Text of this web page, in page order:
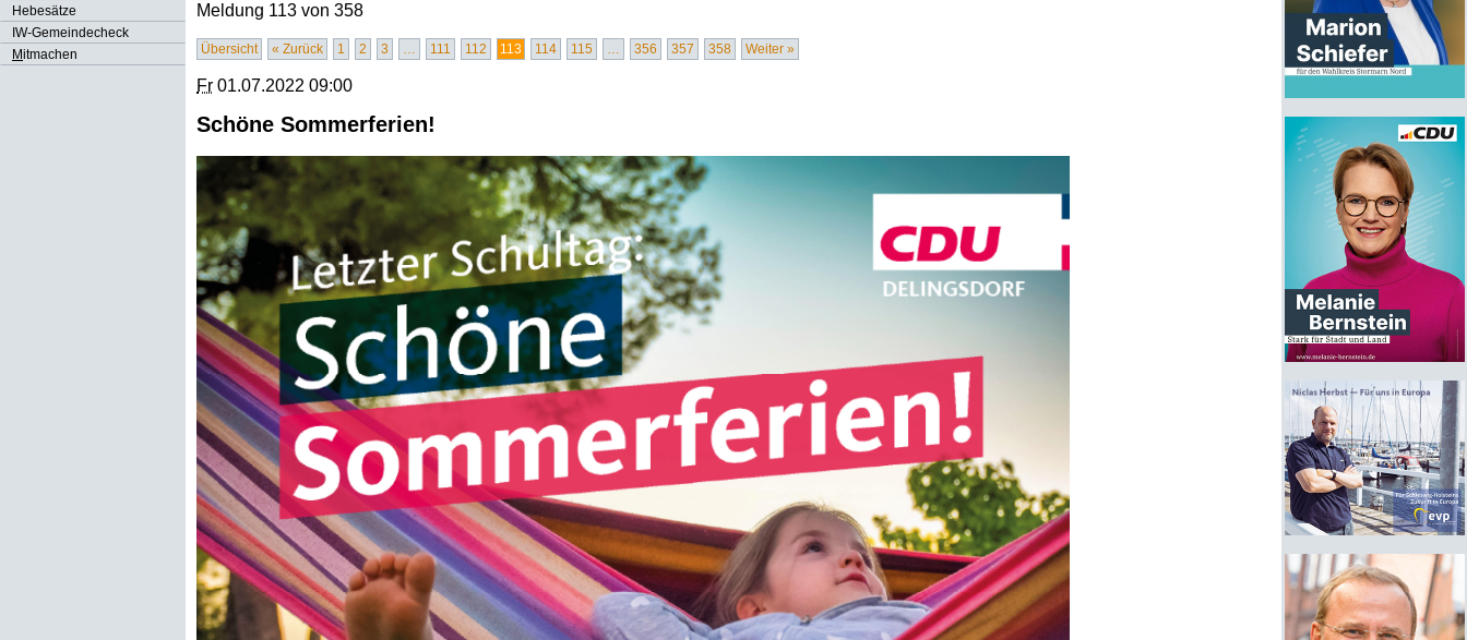
Hebesätze
IW-Gemeindecheck
Mitmachen
Meldung 113 von 358
Übersicht « Zurück 1 2 3 … 111 112 113 114 115 … 356 357 358 Weiter »
Fr 01.07.2022 09:00
Schöne Sommerferien!